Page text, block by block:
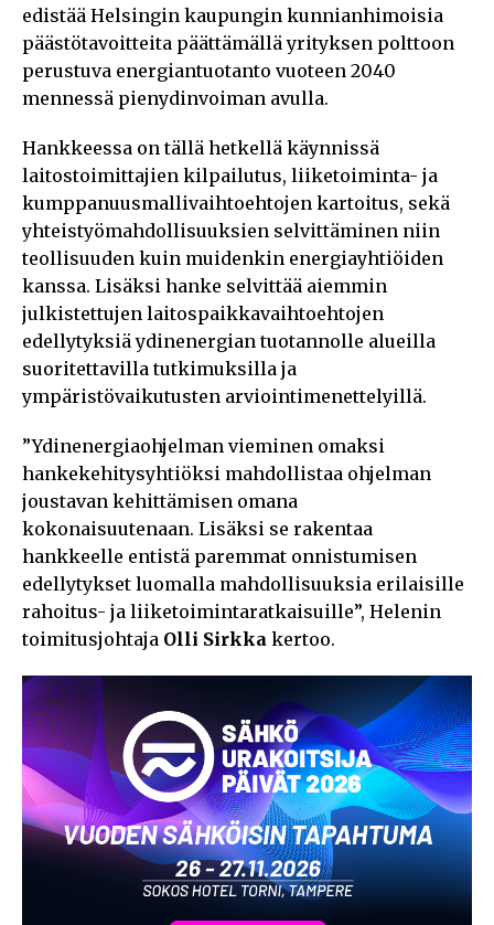
edistää Helsingin kaupungin kunnianhimoisia
päästötavoitteita päättämällä yrityksen polttoon
perustuva energiantuotanto vuoteen 2040
mennessä pienydinvoiman avulla.
Hankkeessa on tällä hetkellä käynnissä
laitostoimittajien kilpailutus, liiketoiminta- ja
kumppanuusmallivaihtoehtojen kartoitus, sekä
yhteistyömahdollisuuksien selvittäminen niin
teollisuuden kuin muidenkin energiayhtiöiden
kanssa. Lisäksi hanke selvittää aiemmin
julkistettujen laitospaikkavaihtoehtojen
edellytyksiä ydinenergian tuotannolle alueilla
suoritettavilla tutkimuksilla ja
ympäristövaikutusten arviointimenettelyillä.
”Ydinenergiaohjelman vieminen omaksi
hankekehitysyhtiöksi mahdollistaa ohjelman
joustavan kehittämisen omana
kokonaisuutenaan. Lisäksi se rakentaa
hankkeelle entistä paremmat onnistumisen
edellytykset luomalla mahdollisuuksia erilaisille
rahoitus- ja liiketoimintaratkaisuille”, Helenin
toimitusjohtaja Olli Sirkka kertoo.